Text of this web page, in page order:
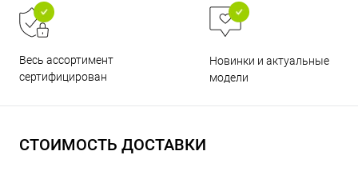
Весь ассортимент
сертифицирован
Новинки и актуальные
модели
СТОИМОСТЬ ДОСТАВКИ